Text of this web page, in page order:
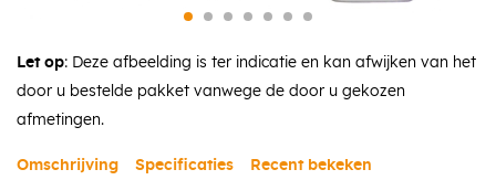
Let op: Deze afbeelding is ter indicatie en kan afwijken van het
door u bestelde pakket vanwege de door u gekozen
afmetingen.
Omschrijving Specificaties Recent bekeken